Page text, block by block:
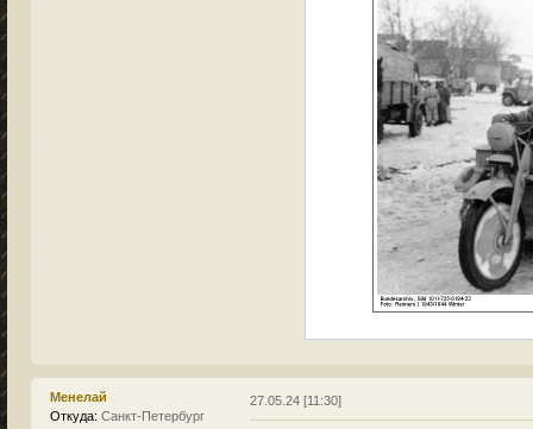
Менелай
Откуда: Санкт-Петербург
27.05.24 [11:30]